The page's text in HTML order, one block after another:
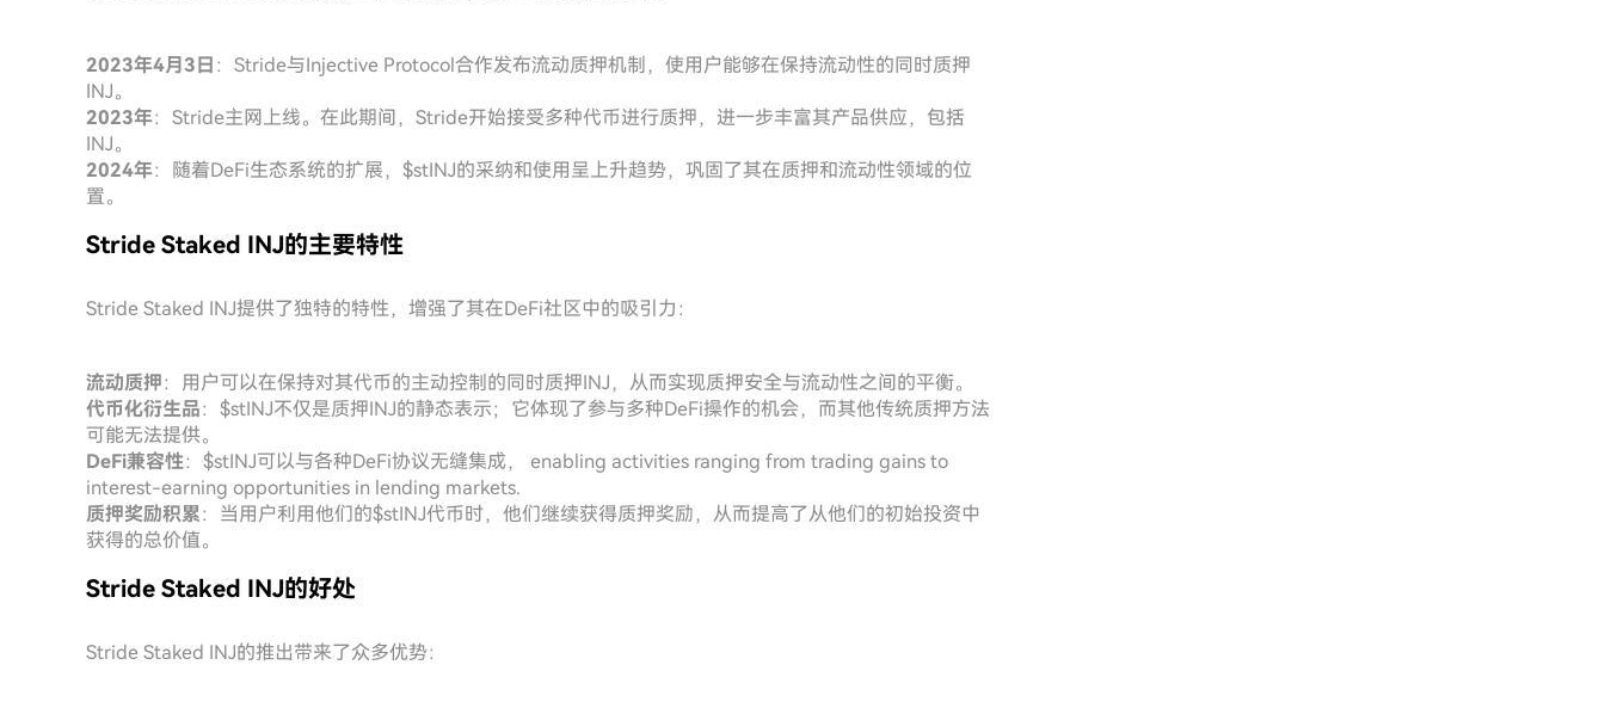
2023年4月3日 ：Stride与Injective Protocol合作发布流动质押机制，使用户能够在保持流动性的同时质押
INJ。
2023年：Stride主网上线。在此期间，Stride开始接受多种代币进行质押，进一步丰富其产品供应，包括
INJ。
2024年：随着DeFi生态系统的扩展，$stINJ的采纳和使用呈上升趋势，巩固了其在质押和流动性领域的位
置。
Stride Staked INJ的主要特性
Stride Staked INJ提供了独特的特性，增强了其在DeFi社区中的吸引力：
流动质押：用户可以在保持对其代币的主动控制的同时质押INJ，从而实现质押安全与流动性之间的平衡。
代币化衍生品：$stINJ不仅是质押INJ的静态表示；它体现了参与多种DeFi操作的机会，而其他传统质押方法
可能无法提供。
DeFi兼容性：$stINJ可以与各种DeFi协议无缝集成， enabling activities ranging from trading gains to
interest-earning opportunities in lending markets.
质押奖励积累：当用户利用他们的$stINJ代币时，他们继续获得质押奖励，从而提高了从他们的初始投资中
获得的总价值。
Stride Staked INJ的好处
Stride Staked INJ的推出带来了众多优势：